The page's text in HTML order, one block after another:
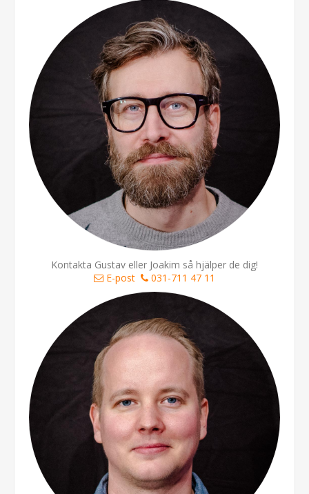
Kontakta Gustav eller Joakim så hjälper de dig!
E-post
031-711 47 11